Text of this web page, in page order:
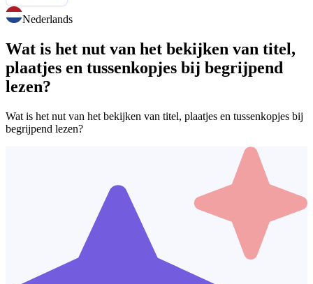
Nederlands
Wat is het nut van het bekijken van titel,
plaatjes en tussenkopjes bij begrijpend
lezen?
Wat is het nut van het bekijken van titel, plaatjes en tussenkopjes bij
begrijpend lezen?